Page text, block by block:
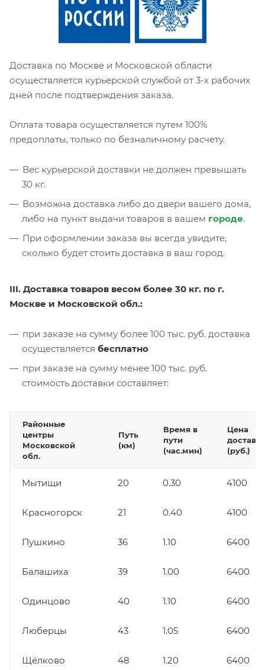
Доставка по Москве и Московской области
осуществляется курьерской службой от 3-х рабочих
дней после подтверждения заказа.
Оплата товара осуществляется путем 100%
предоплаты, только по безналичному расчету.
Вес курьерской доставки не должен превышать
30 кг.
Возможна доставка либо до двери вашего дома,
либо на пункт выдачи товаров в вашем городе.
При оформлении заказа вы всегда увидите,
сколько будет стоить доставка в ваш город.
III. Доставка товаров весом более 30 кг. по г.
Москве и Московской обл.:
при заказе на сумму более 100 тыс. руб. доставка
осуществляется бесплатно
при заказе на сумму менее 100 тыс. руб.
стоимость доставки составляет:
Районные
центры
Московской
обл.
Путь
(км)
Время в
пути
(час.мин)
Цена
(руб.)
Мытищи 20 0.30 4100
Красногорск 21 0.40 4100
Пушкино 36 1.10 6400
Балашиха 39 1.00 6400
Одинцово 40 1.10 6400
Люберцы 43 1.05 6400
Щёлково 48 1.20 6400